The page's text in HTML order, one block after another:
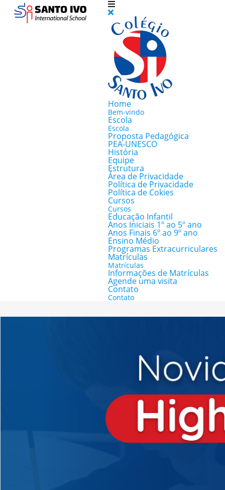
Home
Bem-vindo
Escola
Escola
Proposta Pedagógica
PEA-UNESCO
História
Equipe
Estrutura
Área de Privacidade
Política de Privacidade
Política de Cokies
Cursos
Cursos
Educação Infantil
Anos Iniciais 1º ao 5º ano
Anos Finais 6º ao 9º ano
Ensino Médio
Programas Extracurriculares
Matrículas
Matrículas
Informações de Matrículas
Agende uma visita
Contato
Contato